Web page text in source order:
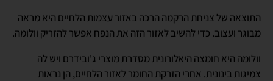
התוצאה של צניחת הרקמה הרכה באזור עצמות הלחיים היא מראה
מבוגר ועצוב. כדי להשיב לאזור הזה את הנפח אפשר להזריק וולומה.
וולומה היא חומצה היאלורונית מסדרת מוצרי ג'ובידרם ויש לה
צמיגות בינונית. אחרי הזרקת החומר לאזור הלחיים, הן נראות